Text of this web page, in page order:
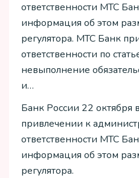
ответственности МТС
информация об этом
регулятора. МТС Банк
ответственности по
невыполнение
и…
Банк России 22 октября
привлечении к
ответственности МТС
информация об этом
регулятора.